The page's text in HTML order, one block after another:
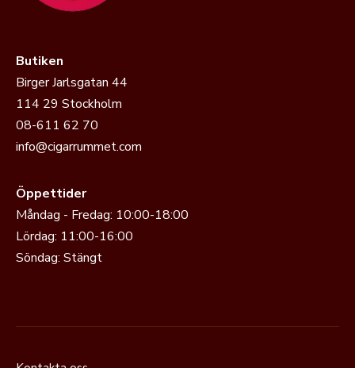
Butiken
Birger Jarlsgatan 44
114 29 Stockholm
08-611 62 70
info@cigarrummet.com
Öppettider
Måndag - Fredag: 10:00-18:00
Lördag: 11:00-16:00
Söndag: Stängt